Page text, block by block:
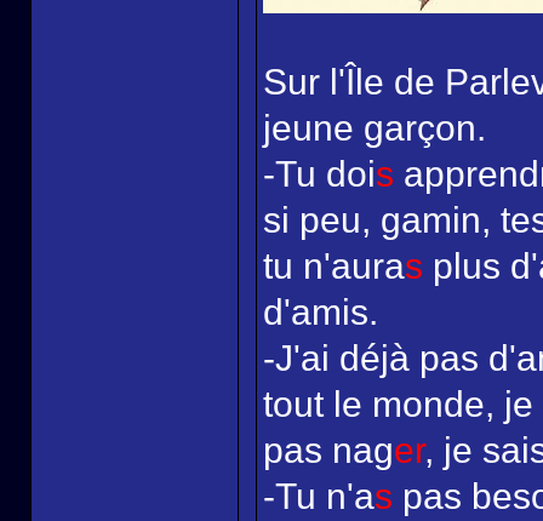
Sur l'Île de
jeune garçon.
-Tu dois
si peu, gamin,
tu n'auras plus
d'amis.
-J'ai déjà pas
tout le monde,
pas nager, je
-Tu n'as pas